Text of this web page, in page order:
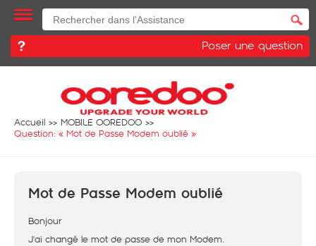
Poser une question
Accueil
MOBILE OOREDOO
Question: « Mot de Passe Modem oublié »
Mot de Passe Modem oublié
Bonjour
J'ai changé le mot de passe de mon Modem.